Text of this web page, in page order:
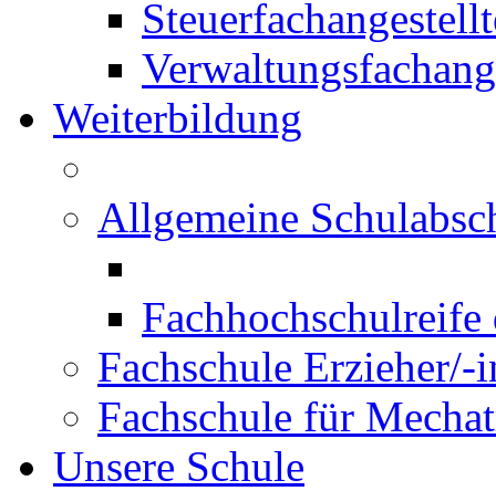
Weiterbildung
Allgemeine
Fachschule Erzieher/-
Fachschule für
Unsere Schule